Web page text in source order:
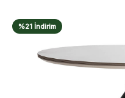
%21 İndirim